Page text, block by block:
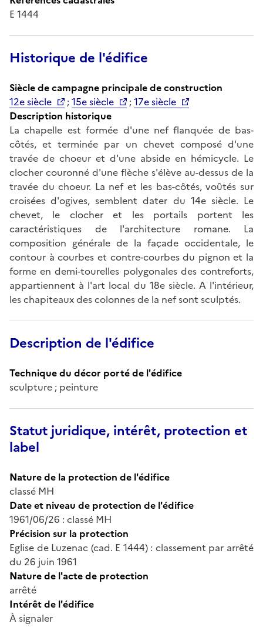
E 1444
Historique de l'édifice
Siècle de campagne principale de construction
12e siècle
;15e siècle ;17e siècle
Description historique
La chapelle est formée d'une nef flanquée de bas-
côtés, et terminée par un chevet composé d'une
travée de choeur et d'une abside en hémicycle. Le
clocher couronné d'une flèche s'élève au-dessus de la
travée du choeur. La nef et les bas-côtés, voûtés sur
croisées d'ogives, semblent dater du 14e siècle. Le
chevet, le clocher et les portails portent les
caractéristiques de l'architecture romane. La
composition générale de la façade occidentale, le
contour à courbes et contre-courbes du pignon et la
forme en demi-tourelles polygonales des contreforts,
appartiennent à l'art local du 18e siècle. A l'intérieur,
les chapiteaux des colonnes de la nef sont sculptés.
Description de l'édifice
Technique du décor porté de l'édifice
sculpture ; peinture
Statut juridique, intérêt, protection et
label
Nature de la protection de l'édifice
classé MH
Date et niveau de protection de l'édifice
1961/06/26 : classé MH
Précision sur la protection
Eglise de Luzenac (cad. E 1444) : classement par arrêté
du 26 juin 1961
Nature de l'acte de protection
arrêté
Intérêt de l'édifice
À signaler